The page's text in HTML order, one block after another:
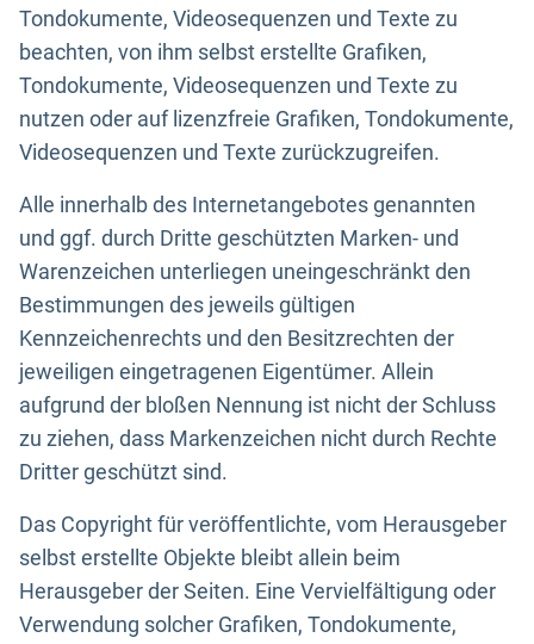
Tondokumente, Videosequenzen und Texte zu
beachten, von ihm selbst erstellte Grafiken,
Tondokumente, Videosequenzen und Texte zu
nutzen oder auf lizenzfreie Grafiken, Tondokumente,
Videosequenzen und Texte zurückzugreifen.
Alle innerhalb des Internetangebotes genannten
und ggf. durch Dritte geschützten Marken- und
Warenzeichen unterliegen uneingeschränkt den
Bestimmungen des jeweils gültigen
Kennzeichenrechts und den Besitzrechten der
jeweiligen eingetragenen Eigentümer. Allein
aufgrund der bloßen Nennung ist nicht der Schluss
zu ziehen, dass Markenzeichen nicht durch Rechte
Dritter geschützt sind.
Das Copyright für veröffentlichte, vom Herausgeber
selbst erstellte Objekte bleibt allein beim
Herausgeber der Seiten. Eine Vervielfältigung oder
Verwendung solcher Grafiken, Tondokumente,